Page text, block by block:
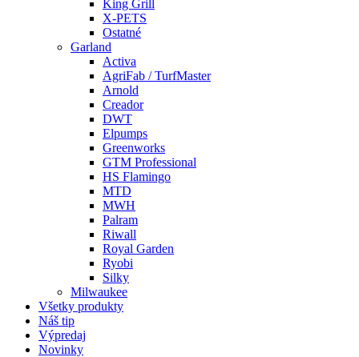
King Grill
X-PETS
Ostatné
Garland
Activa
AgriFab / TurfMaster
Arnold
Creador
DWT
Elpumps
Greenworks
GTM Professional
HS Flamingo
MTD
MWH
Palram
Riwall
Royal Garden
Ryobi
Silky
Milwaukee
Všetky produkty
Náš tip
Výpredaj
Novinky